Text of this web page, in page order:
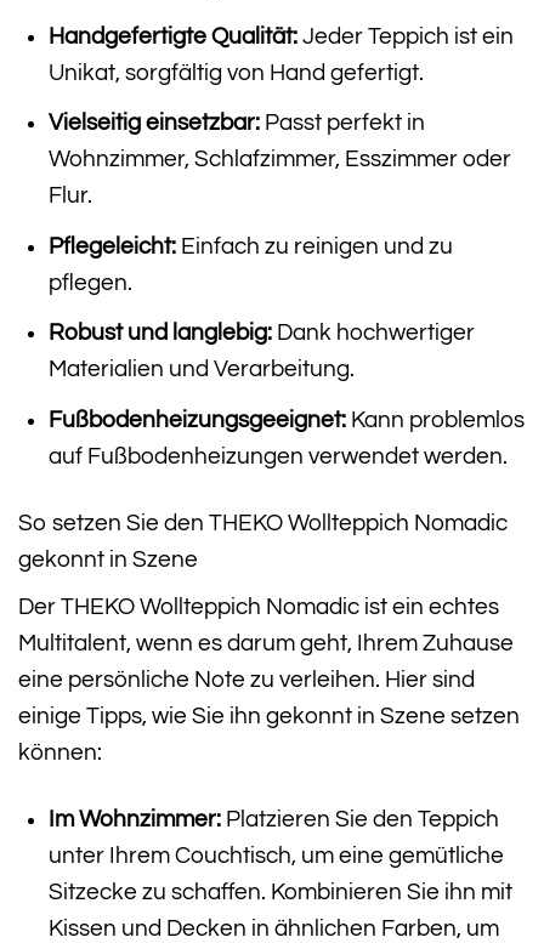
Handgefertigte Qualität:Jeder Teppich ist ein
Unikat, sorgfältig von Hand gefertigt.
Vielseitig einsetzbar:Passt perfekt in
Wohnzimmer, Schlafzimmer, Esszimmer oder
Flur.
Pflegeleicht:Einfach zu reinigen und zu
pflegen.
Robust und langlebig:Dank hochwertiger
Materialien und Verarbeitung.
Fußbodenheizungsgeeignet:Kann problemlos
auf Fußbodenheizungen verwendet werden.
So setzen Sie den THEKO Wollteppich Nomadic
gekonnt in Szene
Der THEKO Wollteppich Nomadic ist ein echtes
Multitalent, wenn es darum geht, Ihrem Zuhause
eine persönliche Note zu verleihen. Hier sind
einige Tipps, wie Sie ihn gekonnt in Szene setzen
können:
Im Wohnzimmer:Platzieren Sie den Teppich
unter Ihrem Couchtisch, um eine gemütliche
Sitzecke zu schaffen. Kombinieren Sie ihn mit
Kissen und Decken in ähnlichen Farben, um